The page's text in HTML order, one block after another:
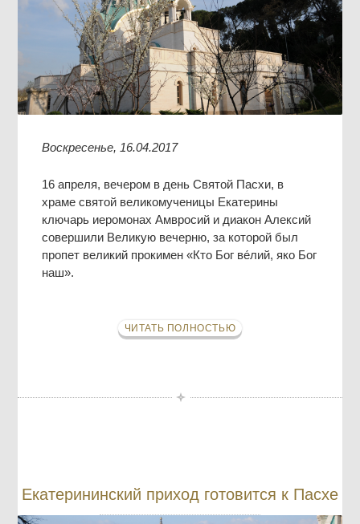
Воскресенье, 16.04.2017
16 апреля, вечером в день Святой Пасхи, в
храме святой великомученицы Екатерины
ключарь иеромонах Амвросий и диакон Алексий
совершили Великую вечерню, за которой был
пропет великий прокимен «Кто Бог ве́лий, яко Бог
наш».
ЧИТАТЬ ПОЛНОСТЬЮ
Екатерининский приход готовится к Пасхе